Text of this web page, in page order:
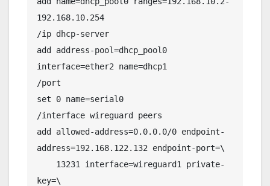
192.168.10.254
/ip dhcp-server
add address-pool=dhcp_pool0
interface=ether2 name=dhcp1
/port
set 0 name=serial0
/interface wireguard peers
add allowed-address=0.0.0.0/0 endpoint-
address=192.168.122.132 endpoint-port=\
key=\